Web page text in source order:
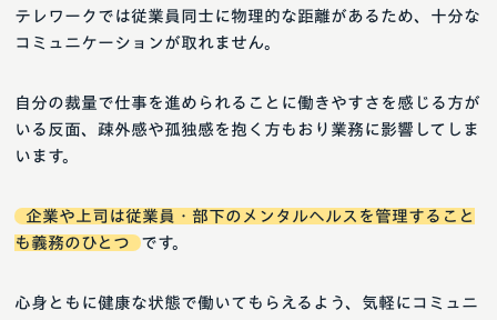
テレワークでは従業員同士に物理的な距離があるため、十分な
コミュニケーションが取れません。
自分の裁量で仕事を進められることに働きやすさを感じる方が
いる反面、疎外感や孤独感を抱く方もおり業務に影響してしま
います。
企業や上司は従業員・部下のメンタルヘルスを管理すること
も義務のひとつ
です。
心身ともに健康な状態で働いてもらえるよう、気軽にコミュニ